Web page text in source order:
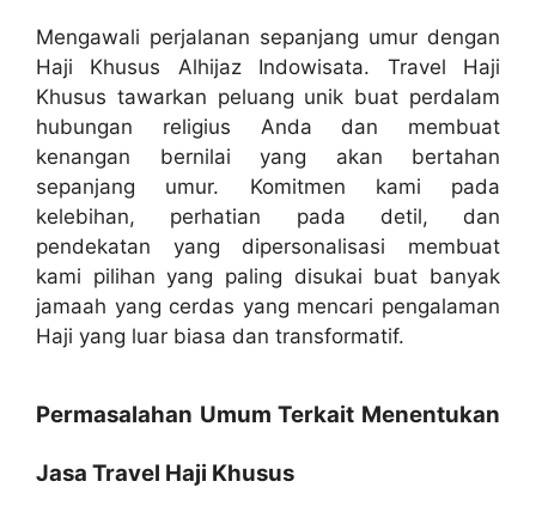
Mengawali perjalanan sepanjang umur dengan
Haji Khusus Alhijaz Indowisata. Travel Haji
Khusus tawarkan peluang unik buat perdalam
hubungan religius Anda dan membuat
kenangan bernilai yang akan bertahan
sepanjang umur. Komitmen kami pada
kelebihan, perhatian pada detil, dan
pendekatan yang dipersonalisasi membuat
kami pilihan yang paling disukai buat banyak
jamaah yang cerdas yang mencari pengalaman
Haji yang luar biasa dan transformatif.
Permasalahan Umum Terkait Menentukan
Jasa Travel Haji Khusus